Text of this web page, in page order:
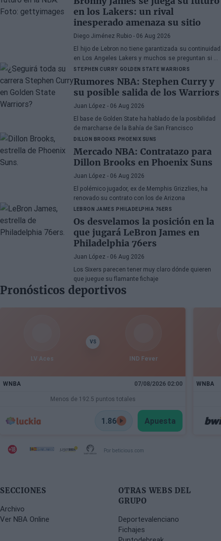
en los Lakers: un rival
inesperado amenaza su sitio
Diego Jiménez Rubio - 06 Aug 2026
El hijo de Lebron no tiene garantizada su continuidad
en Los Angeles Lakers y muchos se preguntan si ha
hecho méritos para seguir en la NBA.
STEPHEN CURRY GOLDEN STATE WARRIORS
Rumores NBA: Stephen Curry y
su posible salida de los Warriors
Juan López - 06 Aug 2026
El base de Golden State ha hablado de la posibilidad
de marcharse de la Bahía de San Francisco
DILLON BROOKS PHOENIX SUNS
Mercado NBA: Contratazo para
Dillon Brooks en Phoenix Suns
Juan López - 06 Aug 2026
El polémico jugador, ex de Memphis Grizzlies, ha
renovado su contrato con los de Arizona
LEBRON JAMES PHILADELPHIA 76ERS
Os desvelamos la posición en la
que jugará LeBron James en
Philadelphia 76ers
Juan López - 06 Aug 2026
Los Sixers parecen tener muy claro dónde quieren
que juegue su flamante fichaje
Pronósticos deportivos
LV Aces
VS
IND Fever
WNBA 07/08/2026 02:00
Menos de 192.5 puntos totales
1.86 Apuesta
WNBA
Por beticious.com
SECCIONES
Archivo
Ver NBA Online
OTRAS WEBS DEL
GRUPO
Deportevalenciano
Fichajes